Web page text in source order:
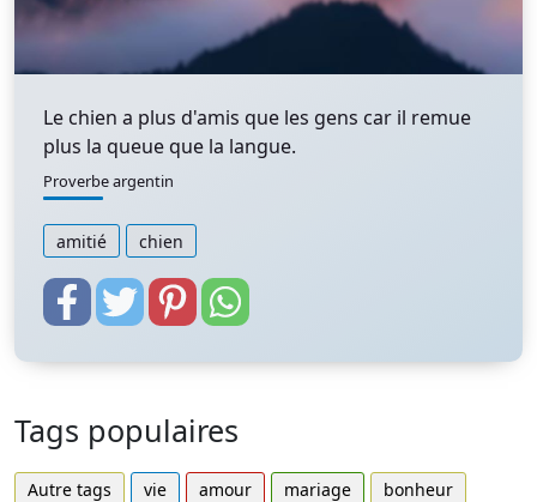
Le chien a plus d'amis que les gens car il remue
plus la queue que la langue.
Proverbe argentin
amitié chien
Tags populaires
Autre tags vie amour mariage
bonheur